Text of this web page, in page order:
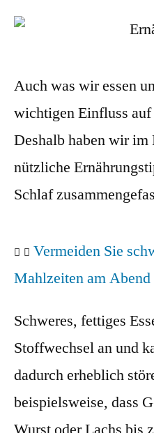
Auch was wir essen
wichtigen Einfluss
Deshalb habenwir im
nützliche
Schlaf
Vermeiden Sie
Mahlzeiten am Abend
Schweres, fettiges
Stoffwechsel an und
dadurch erheblich
beispielsweise, dass